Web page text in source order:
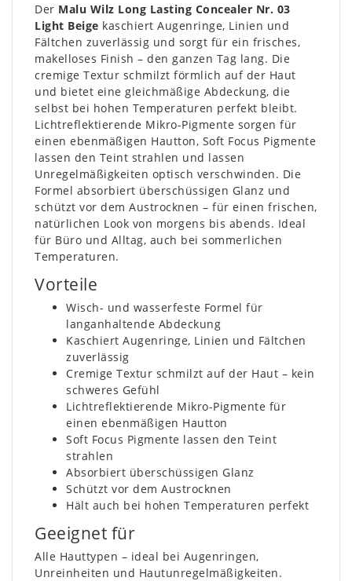
Der Malu Wilz Long Lasting Concealer Nr. 03
Light Beige kaschiert Augenringe, Linien und
Fältchen zuverlässig und sorgt für ein frisches,
makelloses Finish – den ganzen Tag lang. Die
cremige Textur schmilzt förmlich auf der Haut
und bietet eine gleichmäßige Abdeckung, die
selbst bei hohen Temperaturen perfekt bleibt.
Lichtreflektierende Mikro-Pigmente sorgen für
einen ebenmäßigen Hautton, Soft Focus Pigmente
lassen den Teint strahlen und lassen
Unregelmäßigkeiten optisch verschwinden. Die
Formel absorbiert überschüssigen Glanz und
schützt vor dem Austrocknen – für einen frischen,
natürlichen Look von morgens bis abends. Ideal
für Büro und Alltag, auch bei sommerlichen
Temperaturen.
Vorteile
Wisch- und wasserfeste Formel für
langanhaltende Abdeckung
Kaschiert Augenringe, Linien und Fältchen
zuverlässig
Cremige Textur schmilzt auf der Haut – kein
schweres Gefühl
Lichtreflektierende Mikro-Pigmente für
einen ebenmäßigen Hautton
Soft Focus Pigmente lassen den Teint
strahlen
Absorbiert überschüssigen Glanz
Schützt vor dem Austrocknen
Hält auch bei hohen Temperaturen perfekt
Geeignet für
Alle Hauttypen – ideal bei Augenringen,
Unreinheiten und Hautunregelmäßigkeiten.